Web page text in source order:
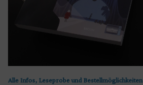
Alle Infos, Leseprobe und Bestellmöglichkeiten